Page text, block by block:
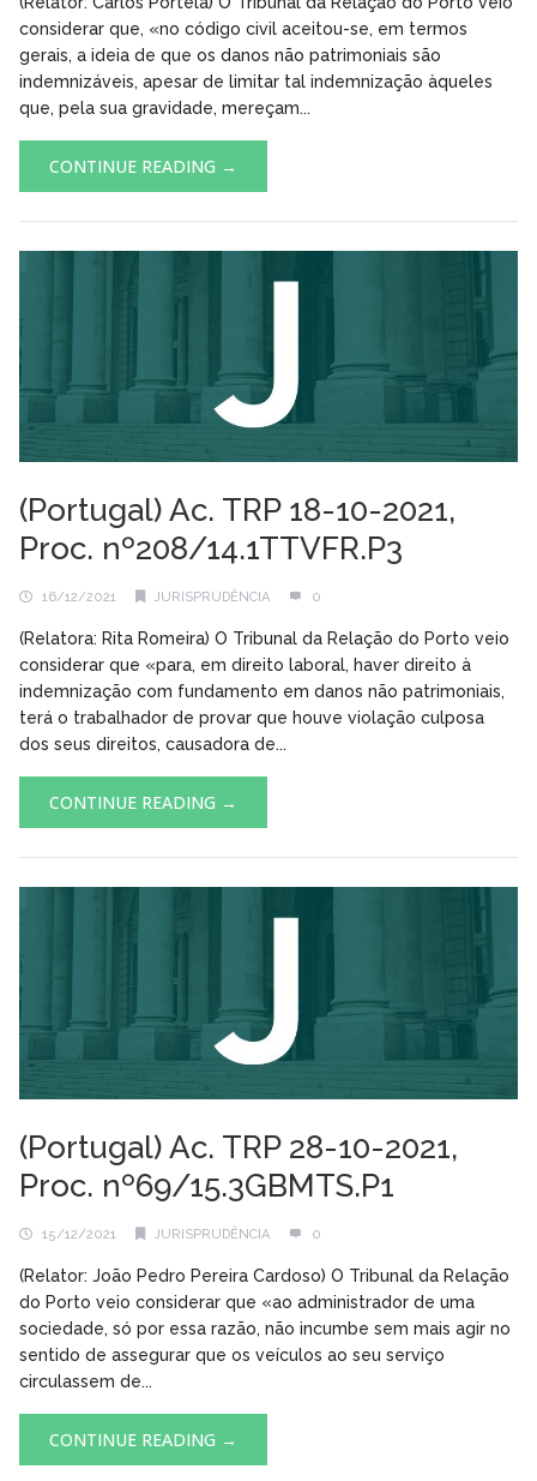
considerar que, «no código civil aceitou-se, em termos
gerais, a ideia de que os danos não patrimoniais são
indemnizáveis, apesar de limitar tal indemnização àqueles
que, pela sua gravidade, mereçam...
CONTINUE READING →
(Portugal) Ac. TRP 18-10-2021,
Proc. nº208/14.1TTVFR.P3
16/12/2021 JURISPRUDÊNCIA 0
(Relatora: Rita Romeira) O Tribunal da Relação do Porto veio
considerar que «para, em direito laboral, haver direito à
indemnização com fundamento em danos não patrimoniais,
terá o trabalhador de provar que houve violação culposa
dos seus direitos, causadora de...
CONTINUE READING →
(Portugal) Ac. TRP 28-10-2021,
Proc. nº69/15.3GBMTS.P1
15/12/2021 JURISPRUDÊNCIA 0
(Relator: João Pedro Pereira Cardoso) O Tribunal da Relação
do Porto veio considerar que «ao administrador de uma
sociedade, só por essa razão, não incumbe sem mais agir no
sentido de assegurar que os veículos ao seu serviço
circulassem de...
CONTINUE READING →